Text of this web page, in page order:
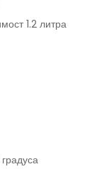
1.2 литра